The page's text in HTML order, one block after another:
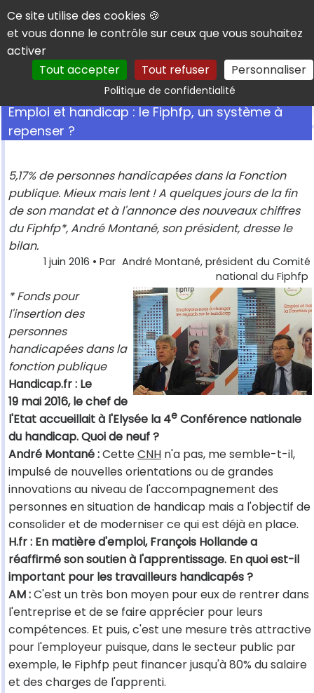
Panneau de gestion des cookies
Ce site utilise des cookies 🍪
et vous donne le contrôle sur ceux que vous souhaitez
activer
Tout accepter
Tout refuser Personnaliser
Politique de confidentialitéRechercher
Emploi et handicap : le Fiphfp, un système à
repenser ?
5,17% de personnes handicapées dans la Fonction
publique. Mieux mais lent ! A quelques jours de la fin
de son mandat et à l'annonce des nouveaux chiffres
du Fiphfp*, André Montané, son président, dresse le
bilan.
1 juin 2016 • Par André Montané, président du Comité
national du Fiphfp
* Fonds pour
l'insertion des
personnes
handicapées dans la
fonction publique
Handicap.fr : Le
19 mai 2016, le chef de
l'Etat accueillait à l'Elysée la 4e Conférence nationale
du handicap. Quoi de neuf ?
André Montané :CetteCNH n'a pas, me semble-t-il,
impulsé de nouvelles orientations ou de grandes
innovations au niveau de l'accompagnement des
personnes en situation de handicap mais a l'objectif de
consolider et de moderniser ce qui est déjà en place.
H.fr : En matière d'emploi, François Hollande a
réaffirmé son soutien à l'apprentissage. En quoi est-il
important pour les travailleurs handicapés ?
AM :C'est un très bon moyen pour eux de rentrer dans
l'entreprise et de se faire apprécier pour leurs
compétences. Et puis, c'est une mesure très attractive
pour l'employeur puisque, dans le secteur public par
exemple, le Fiphfp peut financer jusqu'à 80% du salaire
et des charges de l'apprenti.